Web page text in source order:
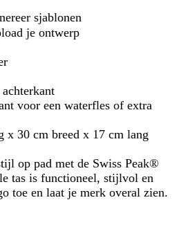
sjablonen
je ontwerp
voor een waterfles of extra
x 30 cm breed x 17 cm lang
op pad met de Swiss Peak®
tas is functioneel, stijlvol en
toe en laat je merk overal zien.